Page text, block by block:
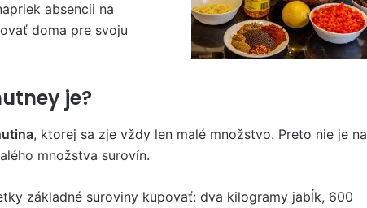
absencii na
doma pre svoju
je?
, ktorej sa zje vždy len malé množstvo. Preto nie je na
množstva surovín.
základné suroviny kupovať: dva kilogramy jabĺk, 600